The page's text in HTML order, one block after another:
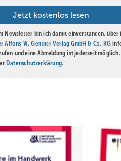
Newsletter bin ich damit einverstanden,
Alfons W. Gentner Verlag GmbH & Co. KG
und eine Abmeldung ist jederzeit
Datenschutzerklärung.